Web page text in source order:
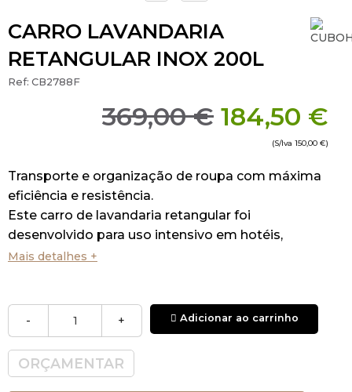
CARRO LAVANDARIA
RETANGULAR INOX 200L
Ref: CB2788F
369,00 € 184,50 €
(S/Iva 150,00 €)
Transporte e organização de roupa com máxima
eficiência e resistência.
Este carro de lavandaria retangular foi
desenvolvido para uso intensivo em hotéis,
lavandarias e unidades de alojamento que
Mais detalhes +
- + Adicionar ao carrinho
ORÇAMENTAR